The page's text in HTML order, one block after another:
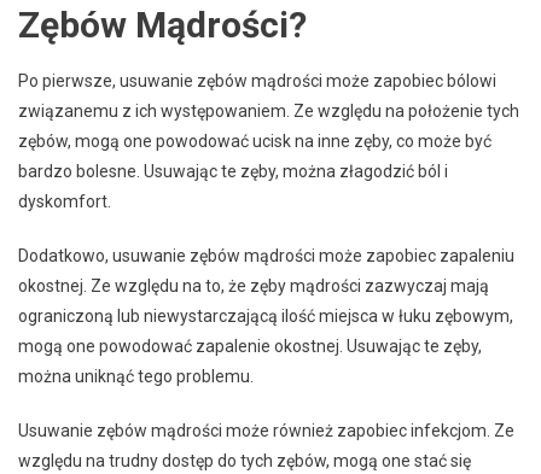
Zębów Mądrości?
Po pierwsze, usuwanie zębów mądrości może zapobiec bólowi
związanemu z ich występowaniem. Ze względu na położenie tych
zębów, mogą one powodować ucisk na inne zęby, co może być
bardzo bolesne. Usuwając te zęby, można złagodzić ból i
dyskomfort.
Dodatkowo, usuwanie zębów mądrości może zapobiec zapaleniu
okostnej. Ze względu na to, że zęby mądrości zazwyczaj mają
ograniczoną lub niewystarczającą ilość miejsca w łuku zębowym,
mogą one powodować zapalenie okostnej. Usuwając te zęby,
można uniknąć tego problemu.
Usuwanie zębów mądrości może również zapobiec infekcjom. Ze
względu na trudny dostęp do tych zębów, mogą one stać się